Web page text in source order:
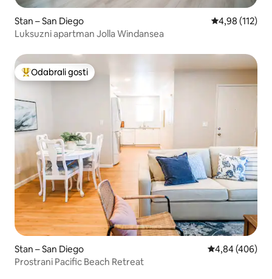
Stan – San Diego Prosječna
4,98 (112)
Luksuzni apartman Jolla Windansea
Među najviše rangiranima s oznakom „Odabrali gosti”
Odabrali gosti
Stan – San Diego Prosječna
4,84 (406)
Prostrani Pacific Beach Retreat